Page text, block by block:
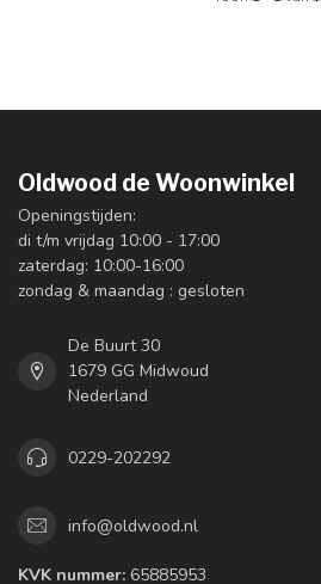
Oldwood de Woonwinkel
Openingstijden:
di t/m vrijdag 10:00 - 17:00
zaterdag: 10:00-16:00
zondag & maandag : gesloten
De Buurt 30
1679 GG Midwoud
Nederland
0229-202292
info@oldwood.nl
KVK nummer: 65885953